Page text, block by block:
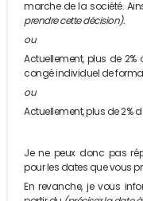
marche de la société.
prendre cette décision).
ou
Actuellement, plus de
congé individuel de
ou
Actuellement, plus de 2%
Je ne peux donc pas
pour les dates que vous
En revanche, je vous